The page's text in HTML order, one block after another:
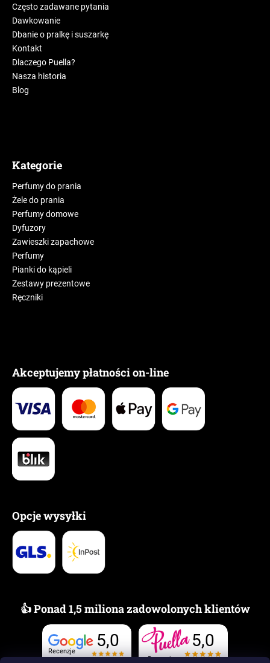
Często zadawane pytania
Dawkowanie
Dbanie o pralkę i suszarkę
Kontakt
Dlaczego Puella?
Nasza historia
Blog
Kategorie
Perfumy do prania
Żele do prania
Perfumy domowe
Dyfuzory
Zawieszki zapachowe
Perfumy
Pianki do kąpieli
Zestawy prezentowe
Ręczniki
Akceptujemy płatności on-line
Opcje wysyłki
👍 Ponad 1,5 miliona zadowolonych klientów
Recenzje
5,0
Recenzje
5,0